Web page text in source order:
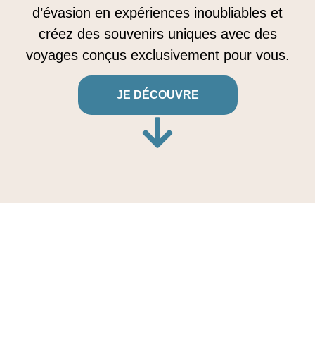
d’évasion en expériences inoubliables et
créez des souvenirs uniques avec des
voyages conçus exclusivement pour vous.
JE DÉCOUVRE